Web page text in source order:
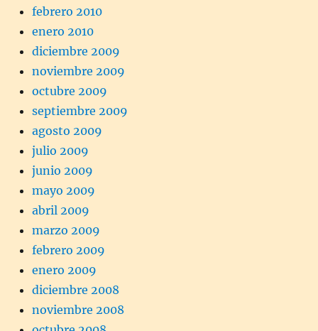
febrero 2010
enero 2010
diciembre 2009
noviembre 2009
octubre 2009
septiembre 2009
agosto 2009
julio 2009
junio 2009
mayo 2009
abril 2009
marzo 2009
febrero 2009
enero 2009
diciembre 2008
noviembre 2008